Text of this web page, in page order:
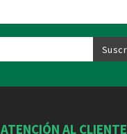
ATENCIÓN AL CLIENTE